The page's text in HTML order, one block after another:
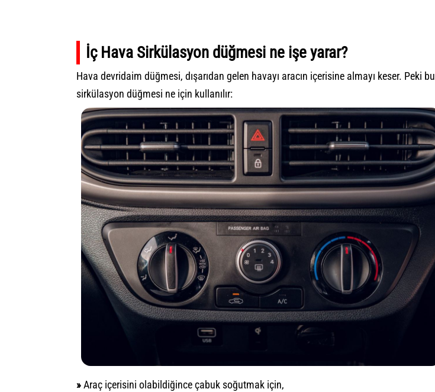
İç Hava Sirkülasyon düğmesi ne işe yarar?
Hava devridaim düğmesi, dışarıdan gelen havayı aracın içerisine almayı keser. Peki bu
sirkülasyon düğmesi ne için kullanılır:
»Araç içerisini olabildiğince çabuk soğutmak için,